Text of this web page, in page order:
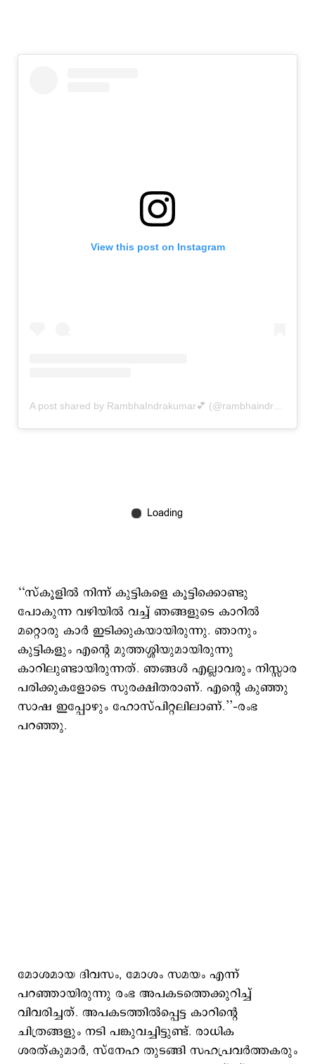
View this post on Instagram
‘‘സ്‌കൂളിൽ നിന്ന് കുട്ടികളെ കൂട്ടിക്കൊണ്ടു
പോകുന്ന വഴിയിൽ വച്ച് ഞങ്ങളുടെ കാറിൽ
മറ്റൊരു കാർ ഇടിക്കുകയായിരുന്നു. ഞാനും
കുട്ടികളും എന്റെ മുത്തശ്ശിയുമായിരുന്നു
കാറിലുണ്ടായിരുന്നത്. ഞങ്ങൾ എല്ലാവരും നിസ്സാര
പരിക്കുകളോടെ സുരക്ഷിതരാണ്. എന്റെ കുഞ്ഞു
സാഷ ഇപ്പോഴും ഹോസ്പിറ്റലിലാണ്.’’–രംഭ
പറഞ്ഞു.
മോശമായ ദിവസം, മോശം സമയം എന്ന്
പറഞ്ഞായിരുന്നു രംഭ അപകടത്തെക്കുറിച്ച്
വിവരിച്ചത്. അപകടത്തിൽപ്പെട്ട കാറിന്റെ
ചിത്രങ്ങളും നടി പങ്കുവച്ചിട്ടുണ്ട്. രാധിക
ശരത്കുമാർ, സ്നേഹ തുടങ്ങി സഹപ്രവർത്തകരും